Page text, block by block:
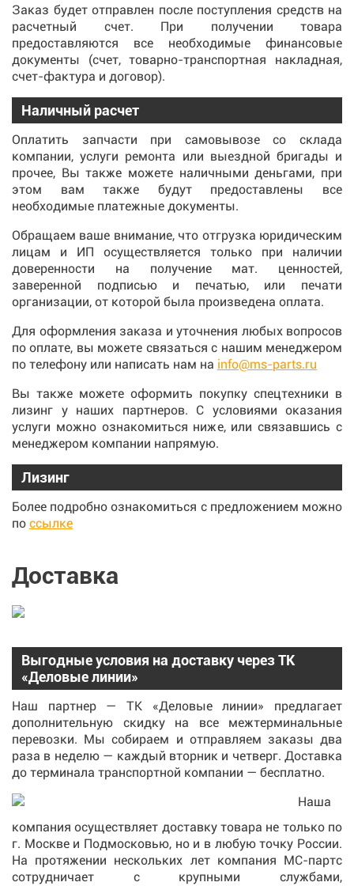
Заказ будет отправлен после поступления средств на
расчетный счет. При получении товара
предоставляются все необходимые финансовые
документы (счет, товарно-транспортная накладная,
счет-фактура и договор).
Наличный расчет
Оплатить запчасти при самовывозе со склада
компании, услуги ремонта или выездной бригады и
прочее, Вы также можете наличными деньгами, при
этом вам также будут предоставлены все
необходимые платежные документы.
Обращаем ваше внимание, что отгрузка юридическим
лицам и ИП осуществляется только при наличии
доверенности на получение мат. ценностей,
заверенной подписью и печатью, или печати
организации, от которой была произведена оплата.
Для оформления заказа и уточнения любых вопросов
по оплате, вы можете связаться с нашим менеджером
по телефону или написать нам на info@ms-parts.ru
Вы также можете оформить покупку спецтехники в
лизинг у наших партнеров. С условиями оказания
услуги можно ознакомиться ниже, или связавшись с
менеджером компании напрямую.
Лизинг
Более подробно ознакомиться с предложением можно
по ссылке
Доставка
Выгодные условия на доставку через ТК
«Деловые линии»
Наш партнер — ТК «Деловые линии» предлагает
дополнительную скидку на все межтерминальные
перевозки. Мы собираем и отправляем заказы два
раза в неделю — каждый вторник и четверг. Доставка
до терминала транспортной компании — бесплатно.
Наша
компания осуществляет доставку товара не только по
г. Москве и Подмосковью, но и в любую точку России.
На протяжении нескольких лет компания МС-партс
сотрудничает с крупными службами,